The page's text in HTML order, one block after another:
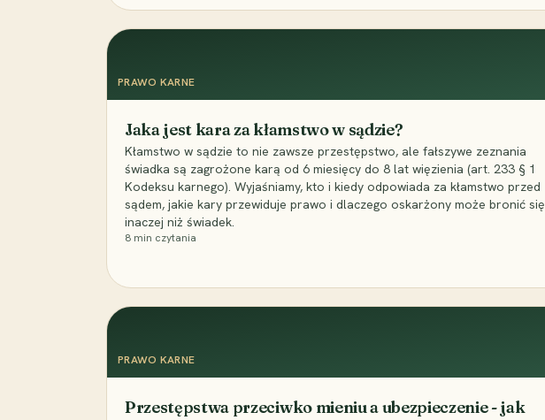
PRAWO KARNE
Jaka jest kara za kłamstwo w sądzie?
Kłamstwo w sądzie to nie zawsze przestępstwo, ale fałszywe zeznania
świadka są zagrożone karą od 6 miesięcy do 8 lat więzienia (art. 233 § 1
Kodeksu karnego). Wyjaśniamy, kto i kiedy odpowiada za kłamstwo przed
sądem, jakie kary przewiduje prawo i dlaczego oskarżony może bronić się
inaczej niż świadek.
8 min czytania
PRAWO KARNE
Przestępstwa przeciwko mieniu a ubezpieczenie - jak